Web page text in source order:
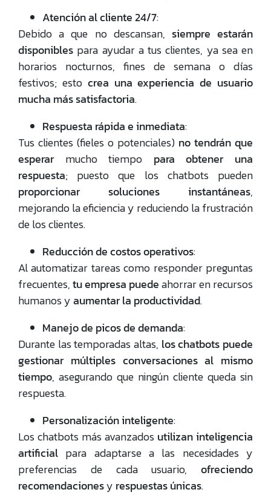
Atención al cliente 24/7:
Debido a que no descansan, siempre estarán
disponibles para ayudar a tus clientes, ya sea en
horarios nocturnos, fines de semana o días
festivos; esto crea una experiencia de usuario
mucha más satisfactoria.
Respuesta rápida e inmediata:
Tus clientes (fieles o potenciales) no tendrán que
esperarmucho tiempo para obtener una
respuesta; puesto que los chatbots pueden
proporcionar soluciones instantáneas,
mejorando la eficiencia y reduciendo la frustración
de los clientes.
Reducción de costos operativos:
Al automatizar tareas como responder preguntas
frecuentes,tu empresa puedeahorrar en recursos
humanos yaumentar la productividad.
Manejo de picos de demanda:
Durante las temporadas altas, los chatbots puede
gestionar múltiples conversaciones al mismo
tiempo, asegurando que ningún cliente queda sin
respuesta.
Personalización inteligente:
Los chatbots más avanzados utilizan inteligencia
artificial para adaptarse a las necesidades y
preferencias de cada usuario, ofreciendo
recomendacionesy respuestas únicas.